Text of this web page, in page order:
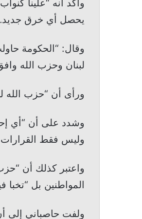
وأكد أنه “علينا
يحصل أي خرق
وقال: “الحكومة
لبنان وحزب الله
ورأى أن “حزب الله
وشدد على أن “أي
وليس فقط القرارات
واعتبر كذلك أن
المواطنين بل “تخبا
ولفت حاصباني إلى